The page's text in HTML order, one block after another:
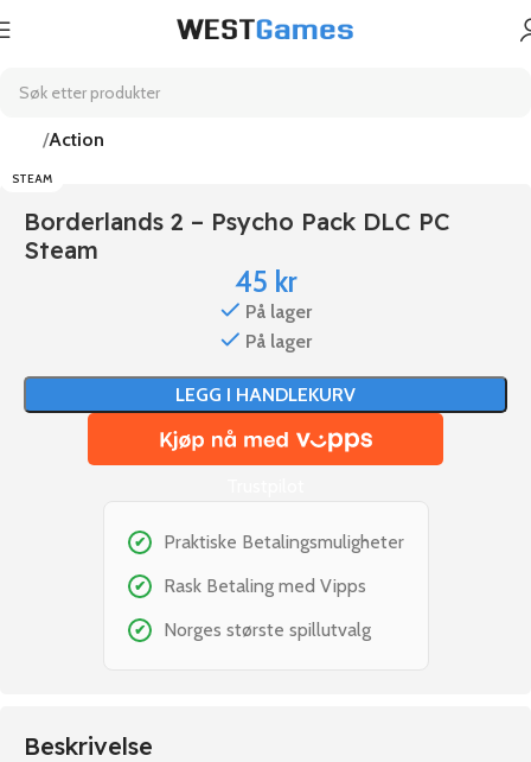
Action
STEAM
Borderlands 2 – Psycho Pack DLC PC
Steam
45 kr
På lager
På lager
LEGG I HANDLEKURV
✔ Praktiske Betalingsmuligheter
✔ Rask Betaling med Vipps
✔ Norges største spillutvalg
Beskrivelse